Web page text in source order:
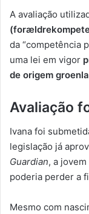
A avaliação
da “competência
uma lei em vigor
de origem
Avaliação
Ivana foi
legislação já
Guardian, a
poderia perder a
Mesmo com